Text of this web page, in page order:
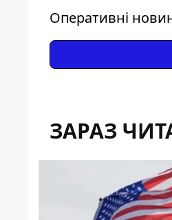
Оперативні
ЗАРАЗ